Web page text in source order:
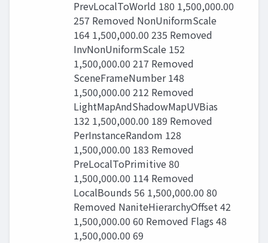
PrevLocalToWorld 180 1,500,000.00
257 Removed NonUniformScale
164 1,500,000.00 235 Removed
InvNonUniformScale 152
1,500,000.00 217 Removed
SceneFrameNumber 148
1,500,000.00 212 Removed
LightMapAndShadowMapUVBias
132 1,500,000.00 189 Removed
PerInstanceRandom 128
1,500,000.00 183 Removed
PreLocalToPrimitive 80
1,500,000.00 114 Removed
LocalBounds 56 1,500,000.00 80
Removed NaniteHierarchyOffset 42
1,500,000.00 60 Removed Flags 48
1,500,000.00 69